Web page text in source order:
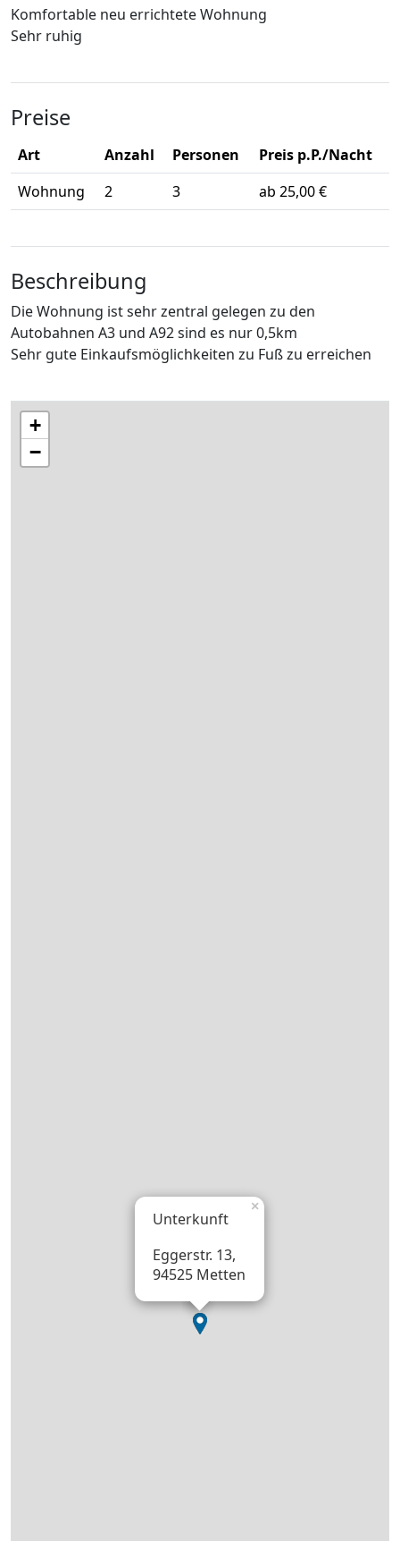
Komfortable neu errichtete Wohnung
Sehr ruhig
Preise
Art Anzahl Personen
Preis p.P./Nacht
Wohnung
2 3 ab 25,00 €
Beschreibung
Die Wohnung ist sehr zentral gelegen zu den
Autobahnen A3 und A92 sind es nur 0,5km
Sehr gute Einkaufsmöglichkeiten zu Fuß zu erreichen
Unterkunft
Eggerstr. 13,
94525 Metten
×
+
−